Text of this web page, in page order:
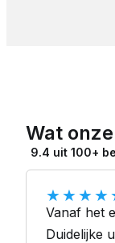
Wat
9.4 uit 100+
★★★★
Vanaf het
Duidelijke